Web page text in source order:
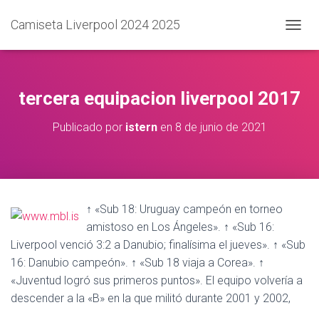
Camiseta Liverpool 2024 2025
A
I
A
A
tercera equipacion liverpool 2017
Publicado por isternen 8 de junio de 2021
↑ «Sub 18: Uruguay campeón en torneo
amistoso en Los Ángeles». ↑ «Sub 16:
Liverpool venció 3:2 a Danubio; finalísima el jueves». ↑ «Sub
16: Danubio campeón». ↑ «Sub 18 viaja a Corea». ↑
«Juventud logró sus primeros puntos». El equipo volvería a
descender a la «B» en la que militó durante 2001 y 2002,